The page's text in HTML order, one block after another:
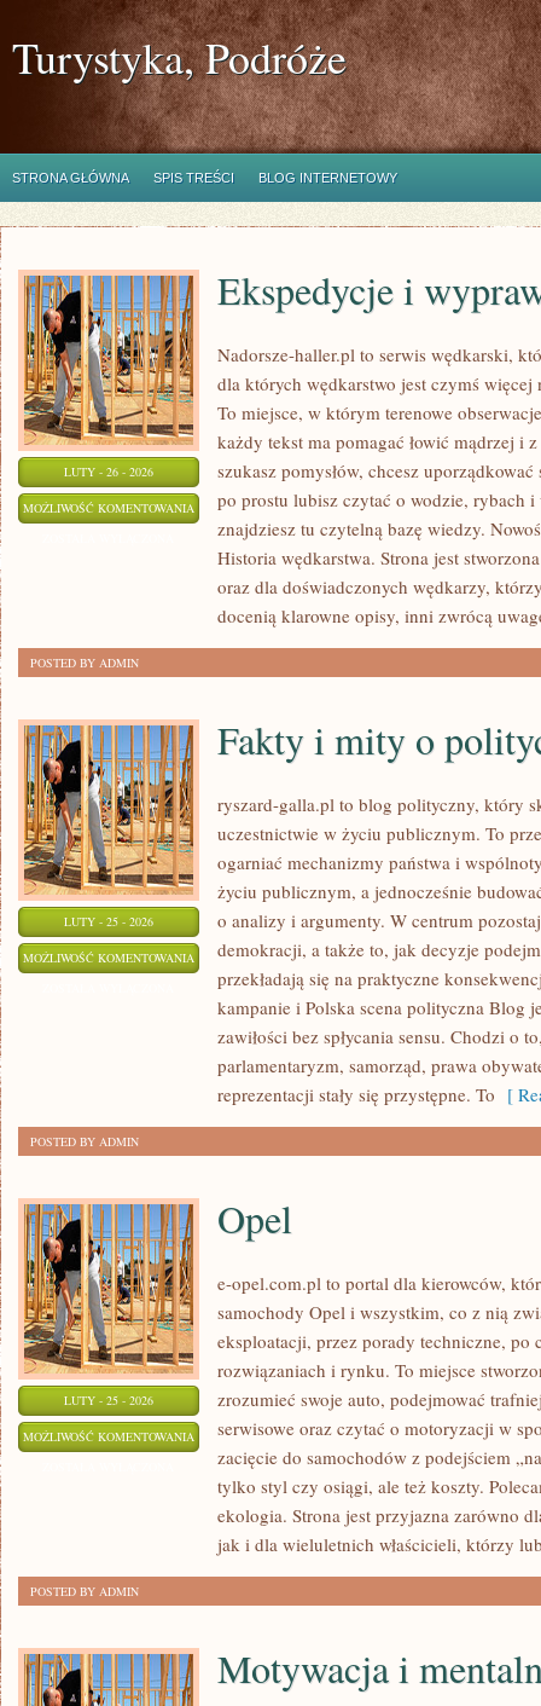
Turystyka, Podróże
STRONA GŁÓWNA SPIS TREŚCI BLOG INTERNETOWY
LUTY - 26 - 2026
MOŻLIWOŚĆ KOMENTOWANIA EKSPEDYCJE
WYPRAWY
Ekspedycje i
Nadorsze-haller.pl to serwis wędkarski,
dla których wędkarstwo jest czymś
To miejsce, w którym terenowe
każdy tekst ma pomagać łowić mądrzej i
szukasz pomysłów, chcesz
po prostu lubisz czytać o wodzie, rybach
znajdziesz tu czytelną bazę wiedzy.
Historia wędkarstwa. Strona jest
oraz dla doświadczonych wędkarzy,
docenią klarowne opisy, inni zwrócą
POSTED BY ADMIN
LUTY - 25 - 2026
MOŻLIWOŚĆ KOMENTOWANIA FAKTY
MITY
POLITYCE
Fakty i mity o
ryszard-galla.pl to blog polityczny, który
uczestnictwie w życiu publicznym. To
ogarniać mechanizmy państwa i
życiu publicznym, a jednocześnie
o analizy i argumenty. W centrum
demokracji, a także to, jak decyzje
przekładają się na praktyczne
kampanie i Polska scena polityczna Blog
zawiłości bez spłycania sensu. Chodzi o
parlamentaryzm, samorząd, prawa
reprezentacji stały się przystępne. To [
POSTED BY ADMIN
LUTY - 25 - 2026
MOŻLIWOŚĆ KOMENTOWANIA OPEL
Opel
e-opel.com.pl to portal dla kierowców,
samochody Opel i wszystkim, co z nią
eksploatacji, przez porady techniczne, po
rozwiązaniach i rynku. To miejsce
zrozumieć swoje auto, podejmować
serwisowe oraz czytać o motoryzacji w
zacięcie do samochodów z podejściem
tylko styl czy osiągi, ale też koszty.
ekologia. Strona jest przyjazna zarówno
jak i dla wieluletnich właścicieli, którzy
POSTED BY ADMIN
Motywacja i